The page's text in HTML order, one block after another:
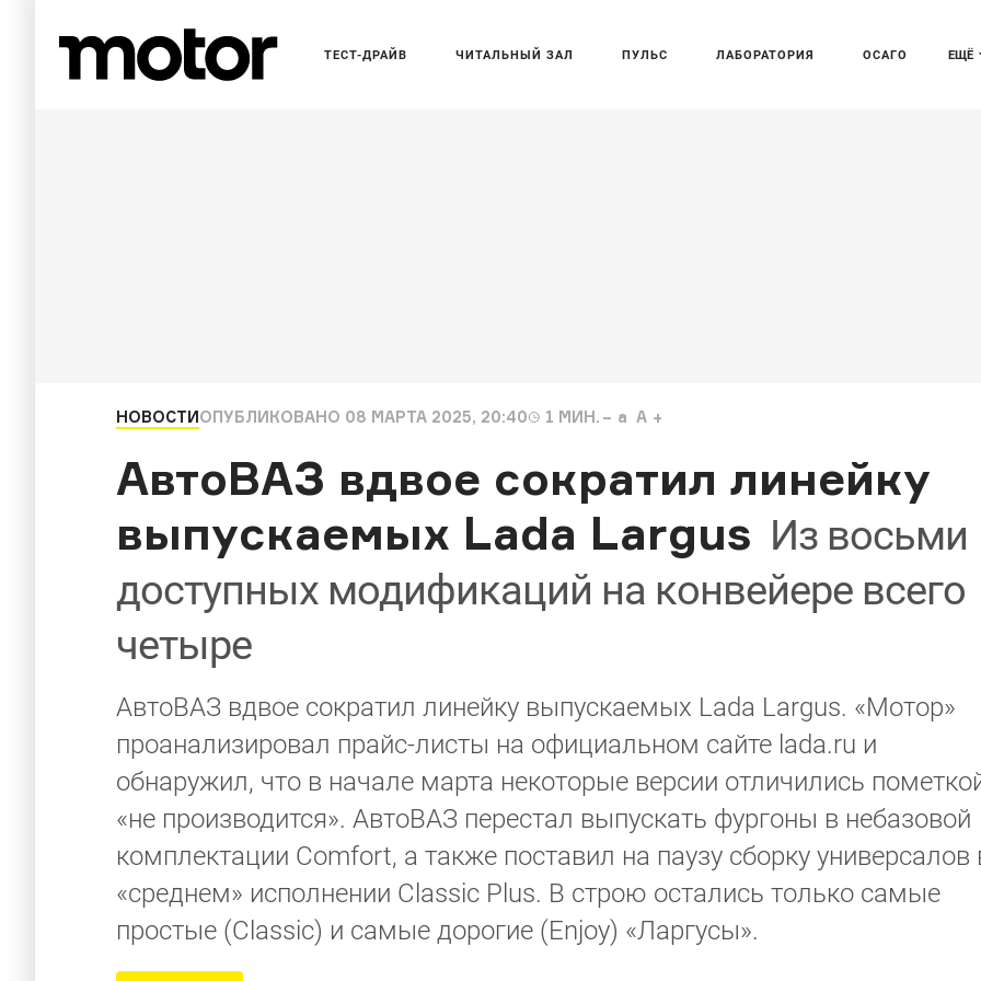
ЕЩЁ
ТЕСТ-ДРАЙВ ЧИТАЛЬНЫЙ ЗАЛ ПУЛЬС ЛАБОРАТОРИЯ ОСАГО
НОВОСТИОПУБЛИКОВАНО 08 МАРТА 2025, 20:40 1 МИН. a A
АвтоВАЗ вдвое сократил линейку
выпускаемых Lada Largus Из восьми
доступных модификаций на конвейере всего
четыре
АвтоВАЗ вдвое сократил линейку выпускаемых Lada Largus. «Мотор»
проанализировал прайс-листы на официальном сайте lada.ru и
обнаружил, что в начале марта некоторые версии отличились
«не производится». АвтоВАЗ перестал выпускать фургоны в небазовой
комплектации Comfort, а также поставил на паузу сборку универсалов
«среднем» исполнении Classic Plus. В строю остались только самые
простые (Classic) и самые дорогие (Enjoy) «Ларгусы».